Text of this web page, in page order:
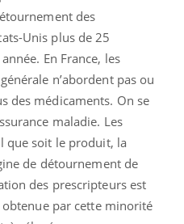
des
Unis plus de 25
En France, les
n’abordent pas ou
des médicaments. On se
maladie. Les
que soit le produit, la
de détournement de
des prescripteurs est
par cette minorité